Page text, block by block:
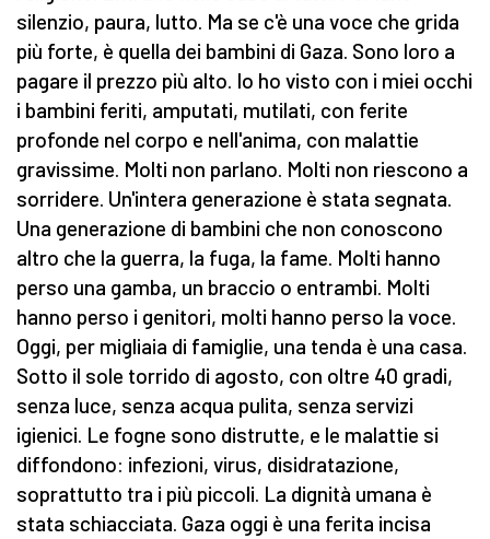
silenzio, paura, lutto. Ma se c'è una voce che grida
più forte, è quella dei bambini di Gaza. Sono loro a
pagare il prezzo più alto. Io ho visto con i miei occhi
i bambini feriti, amputati, mutilati, con ferite
profonde nel corpo e nell'anima, con malattie
gravissime. Molti non parlano. Molti non riescono a
sorridere. Un'intera generazione è stata segnata.
Una generazione di bambini che non conoscono
altro che la guerra, la fuga, la fame. Molti hanno
perso una gamba, un braccio o entrambi. Molti
hanno perso i genitori, molti hanno perso la voce.
Oggi, per migliaia di famiglie, una tenda è una casa.
Sotto il sole torrido di agosto, con oltre 40 gradi,
senza luce, senza acqua pulita, senza servizi
igienici. Le fogne sono distrutte, e le malattie si
diffondono: infezioni, virus, disidratazione,
soprattutto tra i più piccoli. La dignità umana è
stata schiacciata. Gaza oggi è una ferita incisa